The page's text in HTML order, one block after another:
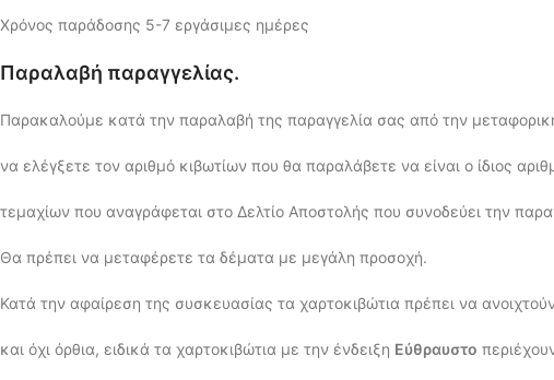
Χρόνος παράδοσης 5-7 εργάσιμες ημέρες
Παραλαβή παραγγελίας.
Παρακαλούμε κατά την παραλαβή της παραγγελία σας από την
να ελέγξετε τον αριθμό κιβωτίων που θα παραλάβετε να είναι ο ίδιος
τεμαχίων που αναγράφεται στο Δελτίο Αποστολής που συνοδεύει την
Θα πρέπει να μεταφέρετε τα δέματα με μεγάλη προσοχή.
Κατά την αφαίρεση της συσκευασίας τα χαρτοκιβώτια πρέπει να
και όχι όρθια, ειδικά τα χαρτοκιβώτια με την ένδειξη Εύθραυστο